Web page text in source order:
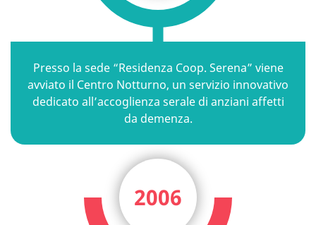
Presso la sede “Residenza Coop. Serena” viene
avviato il Centro Notturno, un servizio innovativo
dedicato all’accoglienza serale di anziani affetti
da demenza.
2006